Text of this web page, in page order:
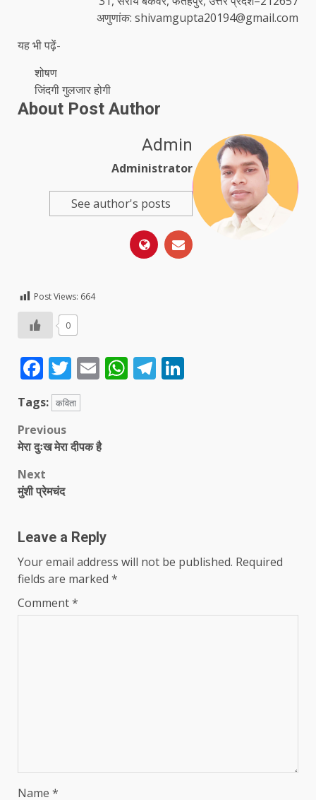
अणुणांक: shivamgupta20194@gmail.com
यह भी पढ़ें-
शोषण
जिंदगी गुलजार होगी
About Post Author
Admin
Administrator
See author's posts
Post Views: 664
0
Facebook
Twitter
EmailWhatsApp
Telegram
Tags: कविता
Post
navigation
Previous
मेरा दुःख मेरा दीपक है
Next
मुंशी प्रेमचंद
Leave a Reply
Your email address will not be published. Required
fields are marked *
Comment*
Name *